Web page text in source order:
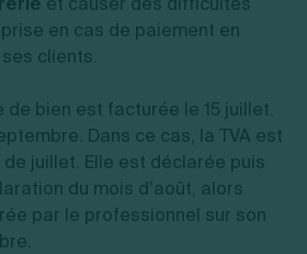
en cas de paiement en
clients.
de bien est facturée le 15 juillet.
Dans ce cas, la TVA est
juillet. Elle est déclarée puis
du mois d’août, alors
par le professionnel sur son